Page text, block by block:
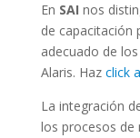
En SAI nos
de capacitación
adecuado de
Alaris. Hazclick
La integración
los procesos de